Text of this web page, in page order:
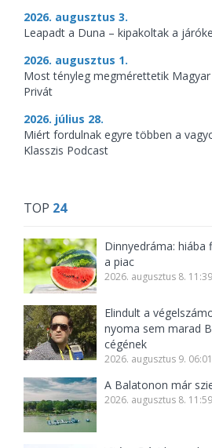
2026. augusztus 3.
Leapadt a Duna – kipakoltak a
2026. augusztus 1.
Most tényleg megmérettetik
Privát
2026. július 28.
Miért fordulnak egyre többen a
Klasszis Podcast
TOP 24
Dinnyedráma:
a piac
2026. augusztus 8. 11:39
Elindult a
nyoma sem marad
cégének
2026. augusztus 9. 06:01
A Balatonon már
2026. augusztus 8. 11:59